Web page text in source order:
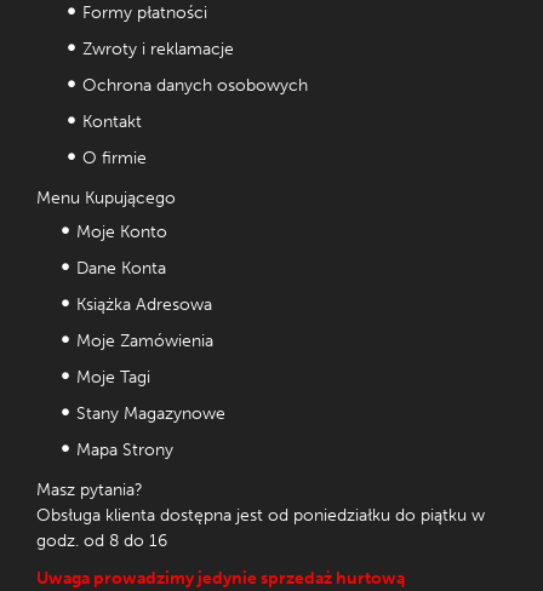
Formy płatności
Zwroty i reklamacje
Ochrona danych osobowych
Kontakt
O firmie
Menu Kupującego
Moje Konto
Dane Konta
Książka Adresowa
Moje Zamówienia
Moje Tagi
Stany Magazynowe
Mapa Strony
Masz pytania?
Obsługa klienta dostępna jest od poniedziałku do piątku w
godz. od 8 do 16
Uwaga prowadzimy jedynie sprzedaż hurtową